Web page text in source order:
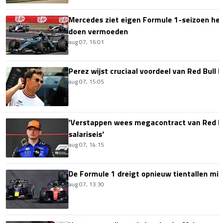
Mercedes ziet eigen Formule 1-seizoen
doen vermoeden
aug 07, 16:01
Perez wijst cruciaal voordeel van Red Bull
aug 07, 15:05
'Verstappen wees megacontract van
salariseis'
aug 07, 14:15
De Formule 1 dreigt opnieuw tientallen
aug 07, 13:30